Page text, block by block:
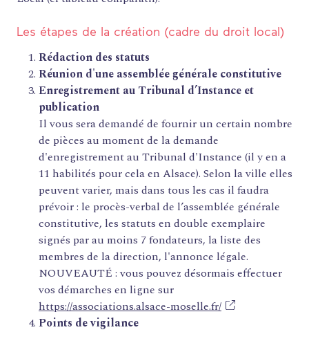
Les étapes de la création (cadre du droit local)
Rédaction des statuts
Réunion d'une assemblée générale constitutive
Enregistrement au Tribunal d’Instance et
publication
Il vous sera demandé de fournir un certain nombre
de pièces au moment de la demande
d'enregistrement au Tribunal d'Instance (il y en a
11 habilités pour cela en Alsace). Selon la ville elles
peuvent varier, mais dans tous les cas il faudra
prévoir : le procès-verbal de l’assemblée générale
constitutive, les statuts en double exemplaire
signés par au moins 7 fondateurs, la liste des
membres de la direction, l'annonce légale.
NOUVEAUTÉ : vous pouvez désormais effectuer
vos démarches en ligne sur
https://associations.alsace-moselle.fr/
Points de vigilance